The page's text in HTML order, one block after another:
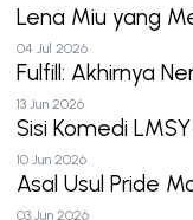
Lena Miu yang
04 Jul 2026
Fulfill: Akhirnya
13 Jun 2026
Sisi Komedi
10 Jun 2026
Asal Usul Pride
03 Jun 2026